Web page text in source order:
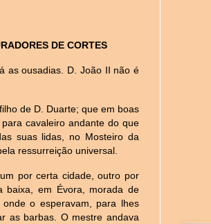
DE CORTES
as ousadias. D. João II não é
de D. Duarte; que em boas
cavaleiro andante do que
suas lidas, no Mosteiro da
ressurreição universal.
por certa cidade, outro por
baixa, em Évora, morada de
o esperavam, para lhes
as barbas. O mestre andava